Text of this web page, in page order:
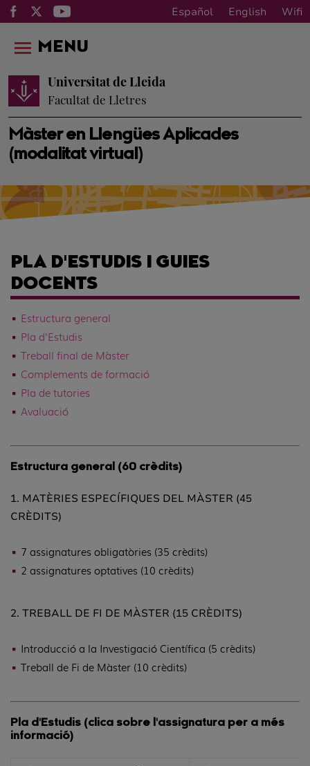
Español English Wifi
Màster en Llengües Aplicades
(modalitat virtual)
Universitat de Lleida
Facultat de Lletres
MENU
PLA D'ESTUDIS I GUIES
DOCENTS
Estructura general
Pla d'Estudis
Treball final de Màster
Complements de formació
Pla de tutories
Avaluació
Estructura general (60 crèdits)
1. MATÈRIES ESPECÍFIQUES DEL MÀSTER (45
CRÈDITS)
7 assignatures obligatòries (35 crèdits)
2 assignatures optatives (10 crèdits)
2. TREBALL DE FI DE MÀSTER (15 CRÈDITS)
Introducció a la Investigació Científica (5 crèdits)
Treball de Fi de Màster (10 crèdits)
Pla d'Estudis (clica sobre l'assignatura per a més
informació)